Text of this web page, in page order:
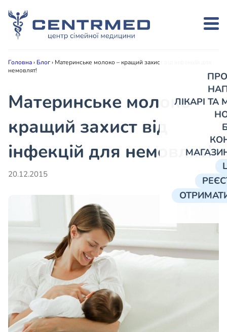
ЛІКАРІ
Головна› Блог› Материнське молоко – кращий захист від інфекцій для
немовлят!
Материнське молоко –
кращий захист від
інфекцій для немовлят!
20.12.2015